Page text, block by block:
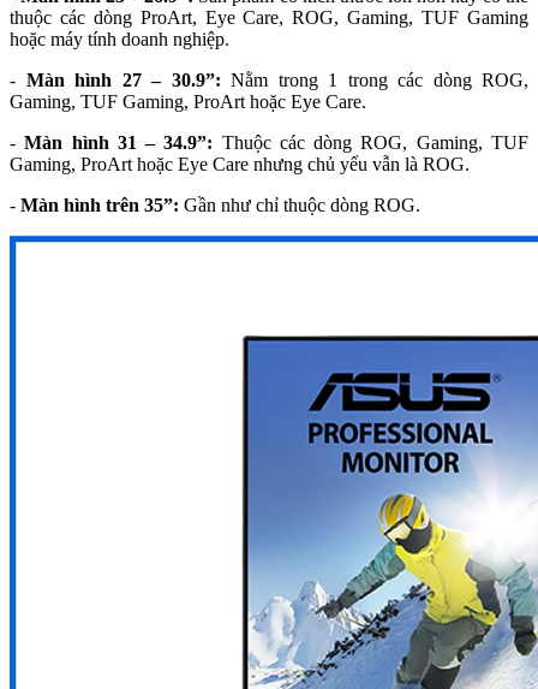
thuộc các dòng ProArt, Eye Care, ROG, Gaming, TUF Gaming
hoặc máy tính doanh nghiệp.
- Màn hình 27 – 30.9”: Nằm trong 1 trong các dòng ROG,
Gaming, TUF Gaming, ProArt hoặc Eye Care.
-Màn hình 31 – 34.9”: Thuộc các dòng ROG, Gaming, TUF
Gaming, ProArt hoặc Eye Care nhưng chủ yếu vẫn là ROG.
- Màn hình trên 35”: Gần như chỉ thuộc dòng ROG.